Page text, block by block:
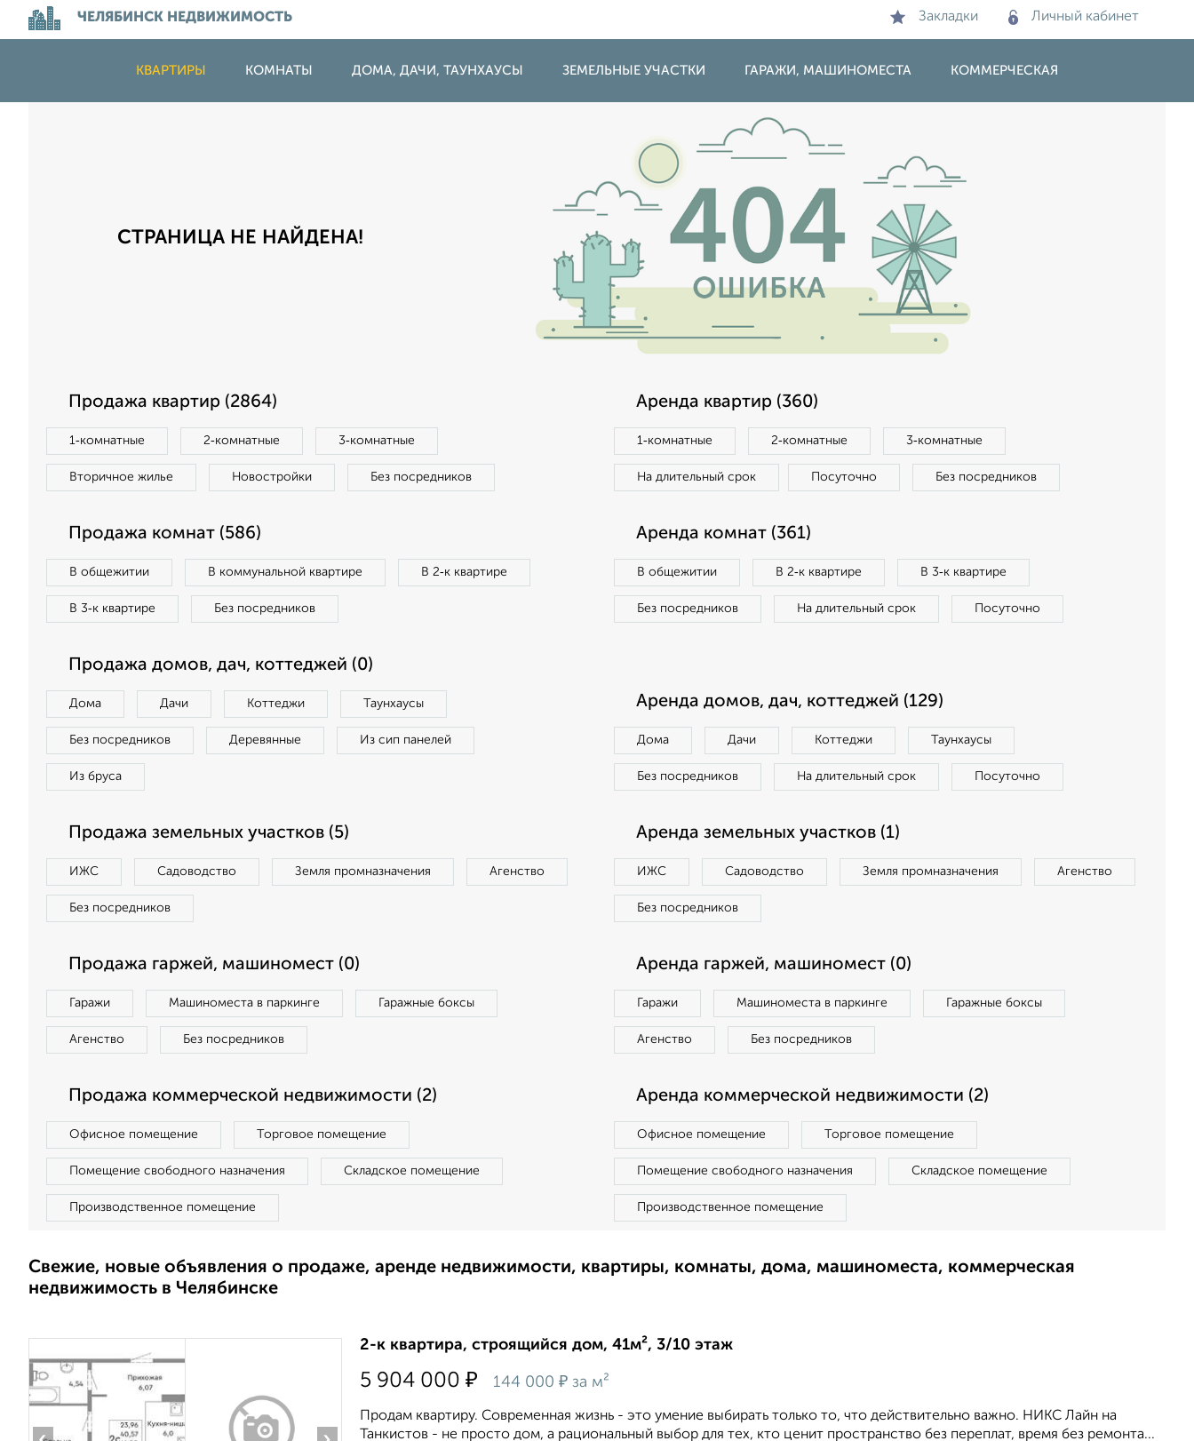
ЧЕЛЯБИНСК НЕДВИЖИМОСТЬ Закладки Личный кабинет
КВАРТИРЫ КОМНАТЫ ДОМА, ДАЧИ, ТАУНХАУСЫ ЗЕМЕЛЬНЫЕ УЧАСТКИ ГАРАЖИ, МАШИНОМЕСТА КОММЕРЧЕСКАЯ
СТРАНИЦА НЕ НАЙДЕНА!
Продажа квартир (2864)
1‑комнатные 2‑комнатные 3‑комнатные
Вторичное жилье Новостройки Без посредников
Аренда квартир (360)
1‑комнатные 2‑комнатные 3‑комнатные
На длительный срок Посуточно Без посредников
Продажа комнат (586)
В общежитии В коммунальной квартире В 2‑к квартире
В 3‑к квартире Без посредников
Аренда комнат (361)
В общежитии В 2‑к квартире В 3‑к квартире
Без посредников На длительный срок Посуточно
Продажа домов, дач, коттеджей (0)
Дома Дачи Коттеджи Таунхаусы
Без посредников Деревянные Из сип панелей
Из бруса
Аренда домов, дач, коттеджей (129)
Дома Дачи Коттеджи Таунхаусы
Без посредников На длительный срок Посуточно
Продажа земельных участков (5)
ИЖС Садоводство Земля промназначения Агенство
Без посредников
Аренда земельных участков (1)
ИЖС Садоводство Земля промназначения Агенство
Без посредников
Продажа гаржей, машиномест (0)
Гаражи Машиноместа в паркинге Гаражные боксы
Агенство Без посредников
Аренда гаржей, машиномест (0)
Гаражи Машиноместа в паркинге Гаражные боксы
Агенство Без посредников
Продажа коммерческой недвижимости (2)
Офисное помещение Торговое помещение
Помещение свободного назначения Складское помещение
Производственное помещение
Аренда коммерческой недвижимости (2)
Офисное помещение Торговое помещение
Помещение свободного назначения Складское помещение
Производственное помещение
Свежие, новые объявления о продаже, аренде недвижимости, квартиры, комнаты, дома, машиноместа, коммерческая
недвижимость в Челябинске
2-к квартира, строящийся дом, 41м², 3/10 этаж
5 904 000 ₽ 144 000 ₽ за м²
Продам квартиру. Современная жизнь - это умение выбирать только то, что действительно важно. НИКС Лайн на
Танкистов - не просто дом, а рациональный выбор для тех, кто ценит пространство без переплат, время без ремонта...